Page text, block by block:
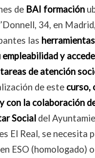
de BAI formación
34, en
las
empleabilidad y
de atención
de este curso,
con la colaboración
Social del
El Real, se necesita
ESO (homologado)